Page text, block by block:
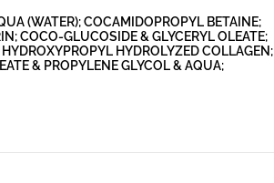
(WATER); COCAMIDOPROPYL BETAINE;
COCO-GLUCOSIDE & GLYCERYL OLEATE;
HYDROLYZED COLLAGEN;
& PROPYLENE GLYCOL & AQUA;